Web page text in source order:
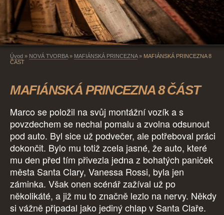
Úvod » NOVÁ TVORBA» MAFIÁNSKÁ PRINCEZNA» MAFIÁNSKÁ PRINCEZNA 8
ČÁST
MAFIÁNSKÁ PRINCEZNA 8 ČÁST
Marco se položil na svůj montážní vozík a s
povzdechem se nechal pomalu a zvolna odsunout
pod auto. Byl sice už podvečer, ale potřeboval práci
dokončit. Bylo mu totiž zcela jasné, že auto, které
mu den před tím přivezla jedna z bohatých paniček
města Santa Clary, Vanessa Rossi, byla jen
záminka. Však onen scénář zažíval už po
několikáté, a již mu to značně lezlo na nervy. Někdy
si vážně připadal jako jediný chlap v Santa Claře.